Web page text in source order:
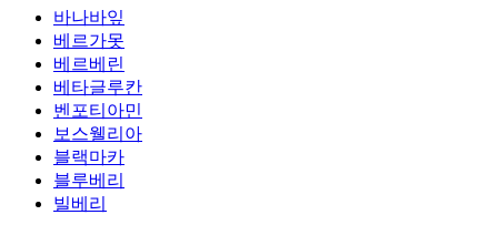
바나바잎
베르가못
베르베린
베타글루칸
벤포티아민
보스웰리아
블랙마카
블루베리
빌베리